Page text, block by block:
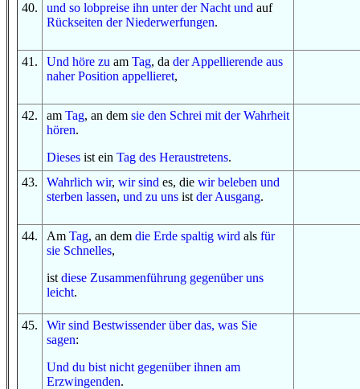
40. und so lobpreise ihn unterder Nacht und auf
Rückseiten der Niederwerfungen.
41 . Und höre zu am Tag, da der Appellierende aus
naher Position appellieret,
42. am Tag, an dem sie den Schrei mit der Wahrheit
hören.
Dieses ist ein Tag des Heraustretens.
43. Wahrlich wir, wir sind es, die wir beleben und
sterben lassen, und zu uns ist der Ausgang.
44. Am Tag, an dem die Erde spaltig wird als für
sie Schnelles,
ist diese Zusammenführung gegenüber uns
leicht.
45. Wir sind Bestwissender über das, was Sie
sagen:
Und du bist nicht gegenüber ihnen am
Erzwingenden.